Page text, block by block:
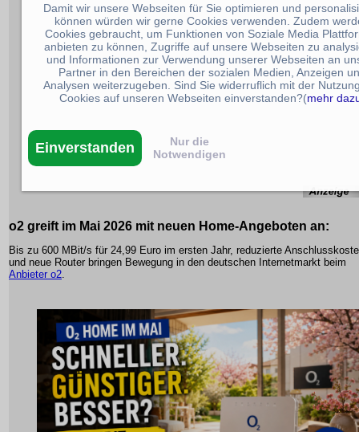
o2 greift im Mai 2026 mit neuen Home-Angeboten an:
Bis zu 600 MBit/s für 24,99 Euro im ersten Jahr, reduzierte
und neue Router bringen Bewegung in den deutschen Internetmarkt beim
Anbieter o2.
Damit wir unsere Webseiten für Sie optimieren und
können würden wir gerne Cookies verwenden. Zudem
Cookies gebraucht, um Funktionen von Soziale Media
anbieten zu können, Zugriffe auf unsere Webseiten zu
und Informationen zur Verwendung unserer Webseiten an
Partner in den Bereichen der sozialen Medien, Anzeigen
Analysen weiterzugeben. Sind Sie widerruflich mit der
Cookies auf unseren Webseiten einverstanden?(mehr
Einverstanden
Nur die
Notwendigen